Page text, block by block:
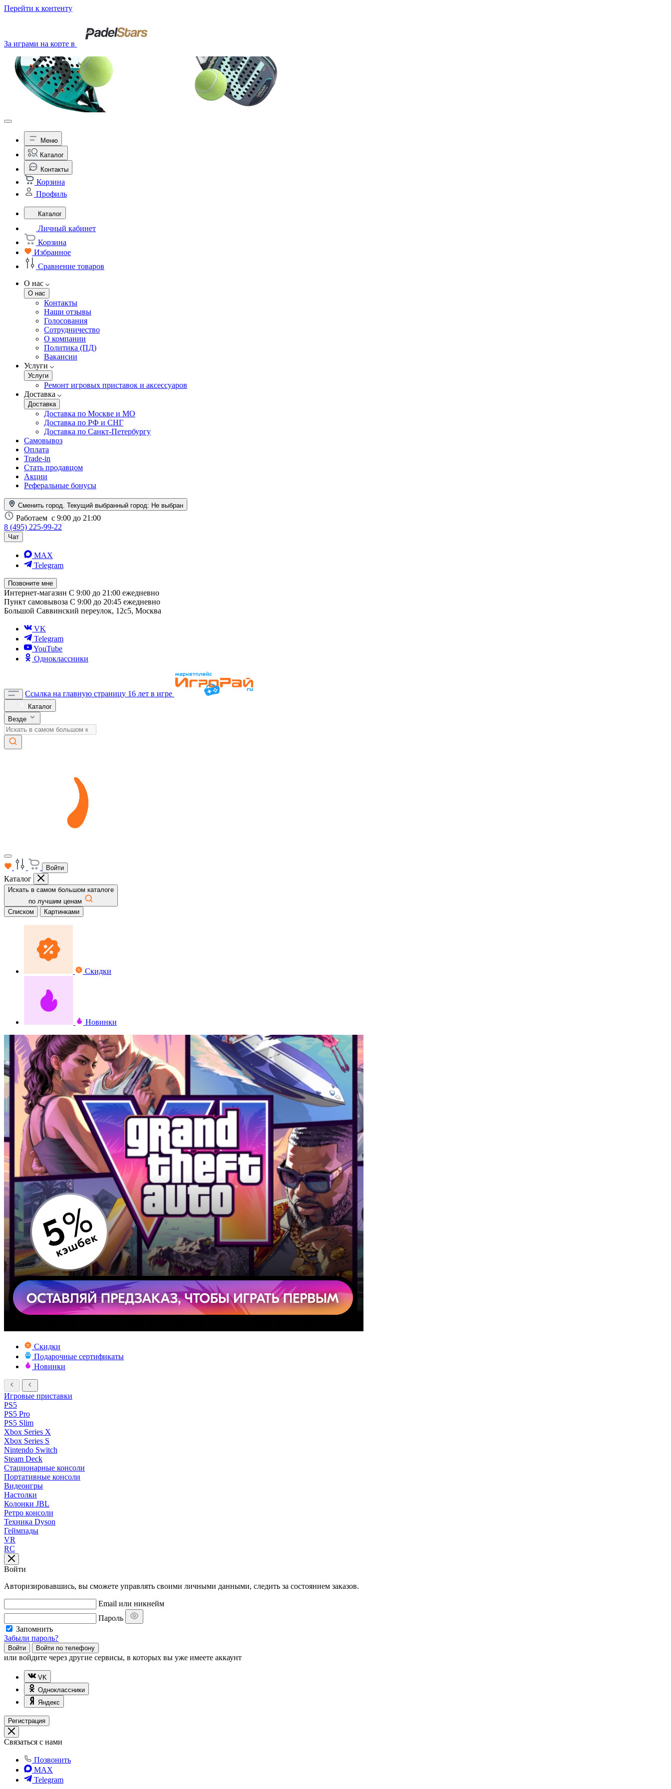
Перейти к контенту
За играми на корте в
Меню
Каталог
Контакты
Корзина
Профиль
Каталог
Личный кабинет
Корзина
Избранное
Сравнение товаров
О нас
О нас
Контакты
Наши отзывы
Голосования
Сотрудничество
О компании
Политика (ПД)
Вакансии
Услуги
Услуги
Ремонт игровых приставок и аксессуаров
Доставка
Доставка
Доставка по Москве и МО
Доставка по РФ и СНГ
Доставка по Санкт-Петербургу
Самовывоз
Оплата
Trade-in
Стать продавцом
Акции
Реферальные бонусы
Сменить город. Текущий выбранный город: Не выбран
Работаем с 9:00 до 21:00
8 (495) 225-99-22
Чат
MAX
Telegram
Позвоните мне
Интернет-магазин С 9:00 до 21:00 ежедневно
Пункт самовывоза С 9:00 до 20:45 ежедневно
Большой Саввинский переулок, 12с5, Москва
VK
Telegram
YouTube
Одноклассники
Ссылка на главную страницу 16 лет в игре
Каталог
Везде
Войти
Каталог
Искать в самом большом каталоге
по лучшим ценам
Списком
Картинками
Скидки
Новинки
Скидки
Подарочные сертификаты
Новинки
Игровые приставки
PS5
PS5 Pro
PS5 Slim
Xbox Series X
Xbox Series S
Nintendo Switch
Steam Deck
Стационарные консоли
Портативные консоли
Видеоигры
Настолки
Колонки JBL
Ретро консоли
Техника Dyson
Геймпады
VR
RC
Войти
Авторизировавшись, вы сможете управлять своими личными данными, следить за состоянием заказов.
Email или никнейм
Пароль
Запомнить
Забыли пароль?
Войти Войти по телефону
или войдите через другие сервисы, в которых вы уже имеете аккаунт
VK
Одноклассники
Яндекс
Регистрация
Связаться с нами
Позвонить
MAX
Telegram